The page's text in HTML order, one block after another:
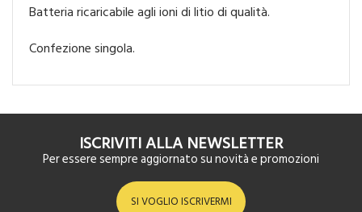
Batteria ricaricabile agli ioni di litio di qualità.
Confezione singola.
ISCRIVITI ALLA NEWSLETTER
Per essere sempre aggiornato su novità e promozioni
SI VOGLIO ISCRIVERMI